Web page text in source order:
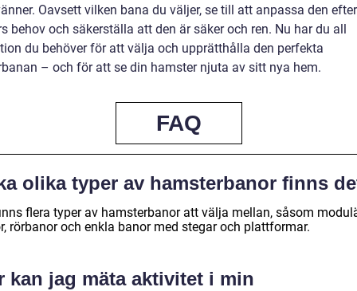
Oavsett vilken bana du väljer, se till att anpassa den
behov och säkerställa att den är säker och ren. Nu har du all
du behöver för att välja och upprätthålla den perfekta
– och för att se din hamster njuta av sitt nya hem.
FAQ
olika typer av hamsterbanor finns
flera typer av hamsterbanor att välja mellan, såsom
rörbanor och enkla banor med stegar och plattformar.
kan jag mäta aktivitet i min